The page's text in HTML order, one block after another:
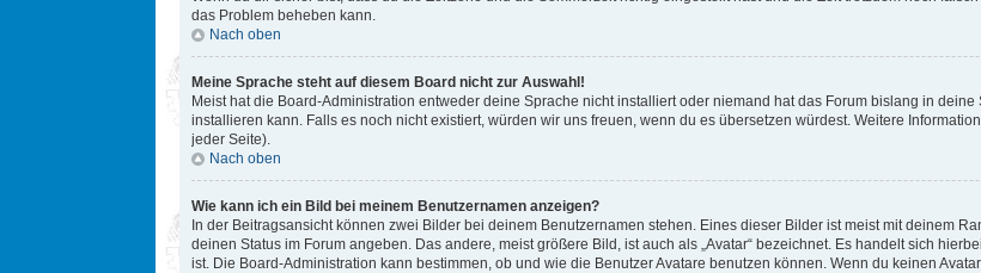
das Problem beheben kann.
Nach oben
Meine Sprache steht auf diesem Board nicht zur Auswahl!
Meist hat die Board-Administration entweder deine Sprache nicht installiert oder niemand hat das Forum bislang in
installieren kann. Falls es noch nicht existiert, würden wir uns freuen, wenn du es übersetzen würdest. Weitere
jeder Seite).
Nach oben
Wie kann ich ein Bild bei meinem Benutzernamen anzeigen?
In der Beitragsansicht können zwei Bilder bei deinem Benutzernamen stehen. Eines dieser Bilder ist meist mit deinem
deinen Status im Forum angeben. Das andere, meist größere Bild, ist auch als „Avatar“ bezeichnet. Es handelt sich
ist. Die Board-Administration kann bestimmen, ob und wie die Benutzer Avatare benutzen können. Wenn du keinen